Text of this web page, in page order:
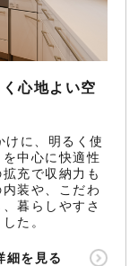
心地よい空
に、明るく使
中心に快適性
充で収納力も
装や、こだわ
暮らしやすさ
た。
細を見る